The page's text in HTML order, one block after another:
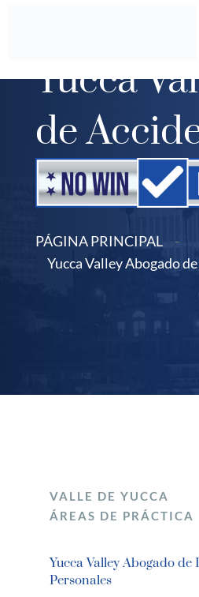
Yucca
de
PÁGINA PRINCIPAL
-
Yucca Valley Abogado
VALLE DE YUCCA
ÁREAS DE PRÁCTICA
Yucca Valley Abogado de
Personales